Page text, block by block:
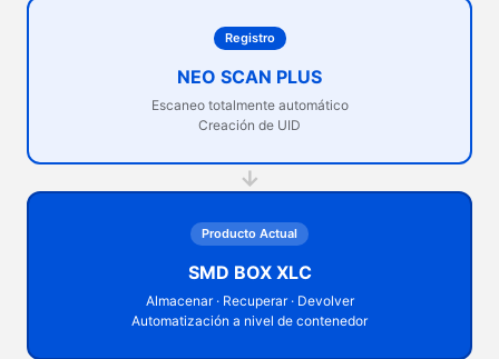
Registro
NEO SCAN PLUS
Escaneo totalmente automático
Creación de UID
→
Producto Actual
SMD BOX XLC
Almacenar · Recuperar · Devolver
Automatización a nivel de contenedor